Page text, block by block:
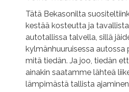
Tätä Bekasonilta
kestää kosteutta ja
autotallissa talvella, sillä
kylmänhuuruisessa autossa
mitä tiedän. Ja joo, tiedän
ainakin saatamme lähteä
lämpimästä tallista